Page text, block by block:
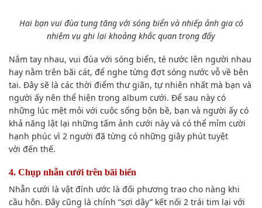
Hai bạn vui đùa tung tăng với sóng biển và nhiếp ảnh giacó
nhiệm vụ ghi lại khoảng khắc quan trọng đấy
Nắm tay nhau, vui đùa với sóng biển, té nước lên người nhau
hay nằm trên bãi cát, để nghe từng đợt sóng nước vỗ về bên
tai. Đây sẽ là các thời điểm thư giãn, tự nhiên nhất mà bạn và
người ấy nên thể hiện trong album cưới. Để sau này có
những lúc mệt mỏi với cuộc sống bộn bề, bạn và người ấy có
khả năng lật lại những tấm ảnh cưới này và có thể mỉm cười
hạnh phúc vì 2 người đã từng có những giây phút tuyệt
vời đến thế.
4. Chụp nhẫn cưới trên bãi biển
Nhẫn cưới là vật đính ước là đối phương trao cho nàng khi
cầu hôn. Đây cũng là chính “sợi dây” kết nối 2 trái tim lại với